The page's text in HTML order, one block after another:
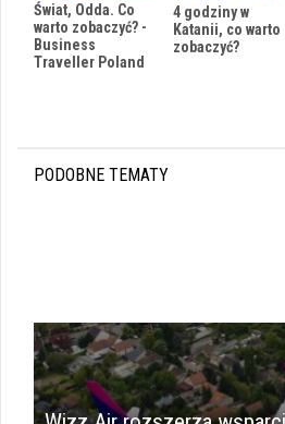
Świat, Odda. Co
warto zobaczyć? -
Business
Traveller Poland
4 godziny w
Katanii, co warto
zobaczyć?
PODOBNE TEMATY